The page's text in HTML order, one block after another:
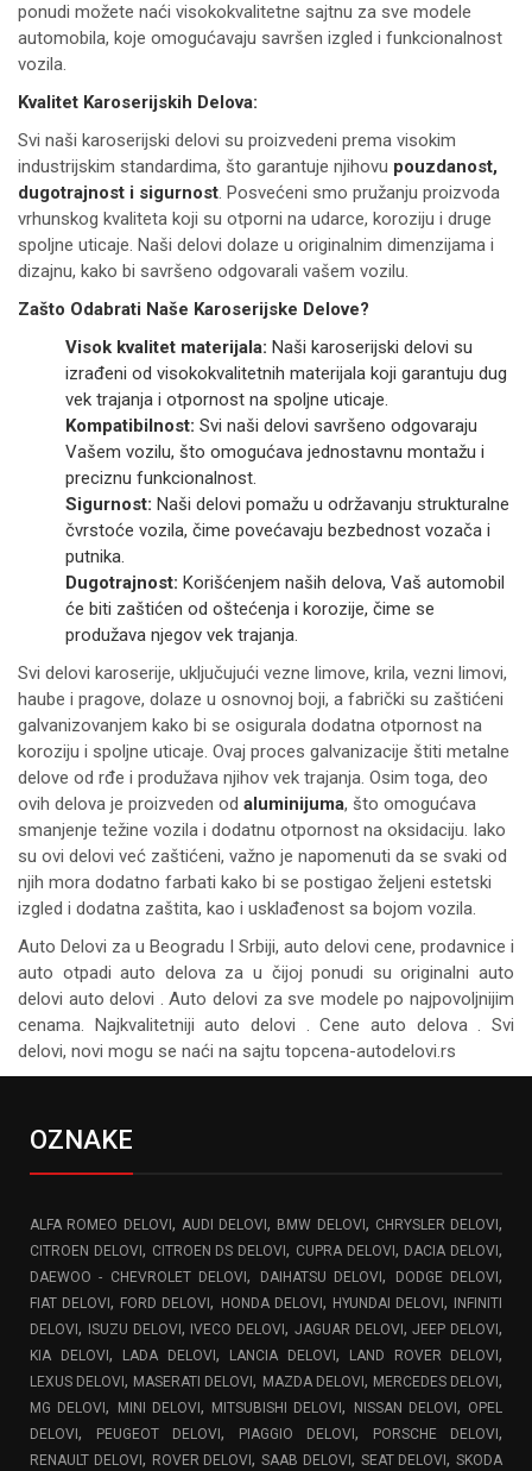
ponudi možete naći visokokvalitetne sajtnu za sve modele
automobila, koje omogućavaju savršen izgled i funkcionalnost
vozila.
Kvalitet Karoserijskih Delova:
Svi naši karoserijski delovi su proizvedeni prema visokim
industrijskim standardima, što garantuje njihovu pouzdanost,
dugotrajnost i sigurnost . Posvećeni smo pružanju proizvoda
vrhunskog kvaliteta koji su otporni na udarce, koroziju i druge
spoljne uticaje. Naši delovi dolaze u originalnim dimenzijama i
dizajnu, kako bi savršeno odgovarali vašem vozilu.
Zašto Odabrati Naše Karoserijske Delove?
Visok kvalitet materijala: Naši karoserijski delovi su
izrađeni od visokokvalitetnih materijala koji garantuju dug
vek trajanja i otpornost na spoljne uticaje.
Kompatibilnost: Svi naši delovi savršeno odgovaraju
Vašem vozilu, što omogućava jednostavnu montažu i
preciznu funkcionalnost.
Sigurnost: Naši delovi pomažu u održavanju strukturalne
čvrstoće vozila, čime povećavaju bezbednost vozača i
putnika.
Dugotrajnost: Korišćenjem naših delova, Vaš automobil
će biti zaštićen od oštećenja i korozije, čime se
produžava njegov vek trajanja.
Svi delovi karoserije, uključujući vezne limove, krila, vezni limovi,
haube i pragove, dolaze u osnovnoj boji, a fabrički su zaštićeni
galvanizovanjem kako bi se osigurala dodatna otpornost na
koroziju i spoljne uticaje. Ovaj proces galvanizacije štiti metalne
delove od rđe i produžava njihov vek trajanja. Osim toga, deo
ovih delova je proizveden od aluminijuma, što omogućava
smanjenje težine vozila i dodatnu otpornost na oksidaciju. Iako
su ovi delovi već zaštićeni, važno je napomenuti da se svaki od
njih mora dodatno farbati kako bi se postigao željeni estetski
izgled i dodatna zaštita, kao i usklađenost sa bojom vozila.
Auto Delovi za u Beogradu I Srbiji, auto delovi cene, prodavnice i
auto otpadi auto delova za u čijoj ponudi su originalni auto
delovi auto delovi . Auto delovi za sve modele po najpovoljnijim
cenama. Najkvalitetniji auto delovi . Cene auto delova . Svi
delovi, novi mogu se naći na sajtu topcena-autodelovi.rs
OZNAKE
ALFA ROMEO DELOVI, AUDI DELOVI, BMW DELOVI, CHRYSLER DELOVI,
CITROEN DELOVI, CITROEN DS DELOVI, CUPRA DELOVI, DACIA DELOVI,
DAEWOO - CHEVROLET DELOVI, DAIHATSU DELOVI, DODGE DELOVI,
FIAT DELOVI, FORD DELOVI, HONDA DELOVI, HYUNDAI DELOVI, INFINITI
DELOVI, ISUZU DELOVI, IVECO DELOVI, JAGUAR DELOVI,JEEP DELOVI,
KIA DELOVI, LADA DELOVI, LANCIA DELOVI, LAND ROVER DELOVI,
LEXUS DELOVI, MASERATI DELOVI, MAZDA DELOVI, MERCEDES DELOVI,
MG DELOVI, MINI DELOVI, MITSUBISHI DELOVI, NISSAN DELOVI, OPEL
DELOVI, PEUGEOT DELOVI, PIAGGIO DELOVI, PORSCHE DELOVI,
RENAULT DELOVI, ROVER DELOVI, SAAB DELOVI, SEAT DELOVI, SKODA